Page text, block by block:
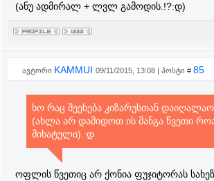
(ანუ ადმირალ + ლვლ გამოდის.!?:დ)
ავტორი KAMMUI 09/11/2015, 13:08 | პოსტი # 85
ხო რაც შეეხება კიზარუსთან
(ახლა არ დამიდოთ ის მანგა წვეთი
მიხატული).:დ
ოფლის წვეთიც არ ქონია ფუჯიტორას